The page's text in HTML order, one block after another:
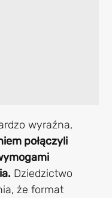
wyraźna,
połączyli
Dziedzictwo
że format